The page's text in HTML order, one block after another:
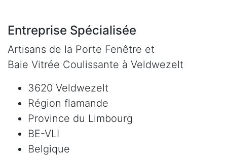
Entreprise Spécialisée
Artisans de la Porte Fenêtre et
Baie Vitrée Coulissante à Veldwezelt
3620 Veldwezelt
Région flamande
Province du Limbourg
BE-VLI
Belgique